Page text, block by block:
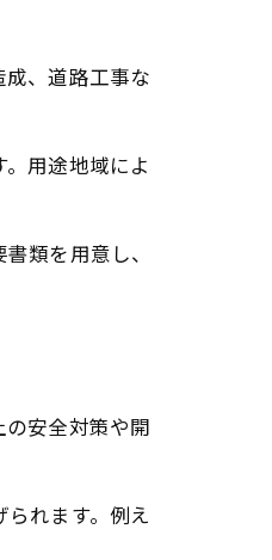
、道路工事な
用途地域によ
類を用意し、
安全対策や開
れます。例え